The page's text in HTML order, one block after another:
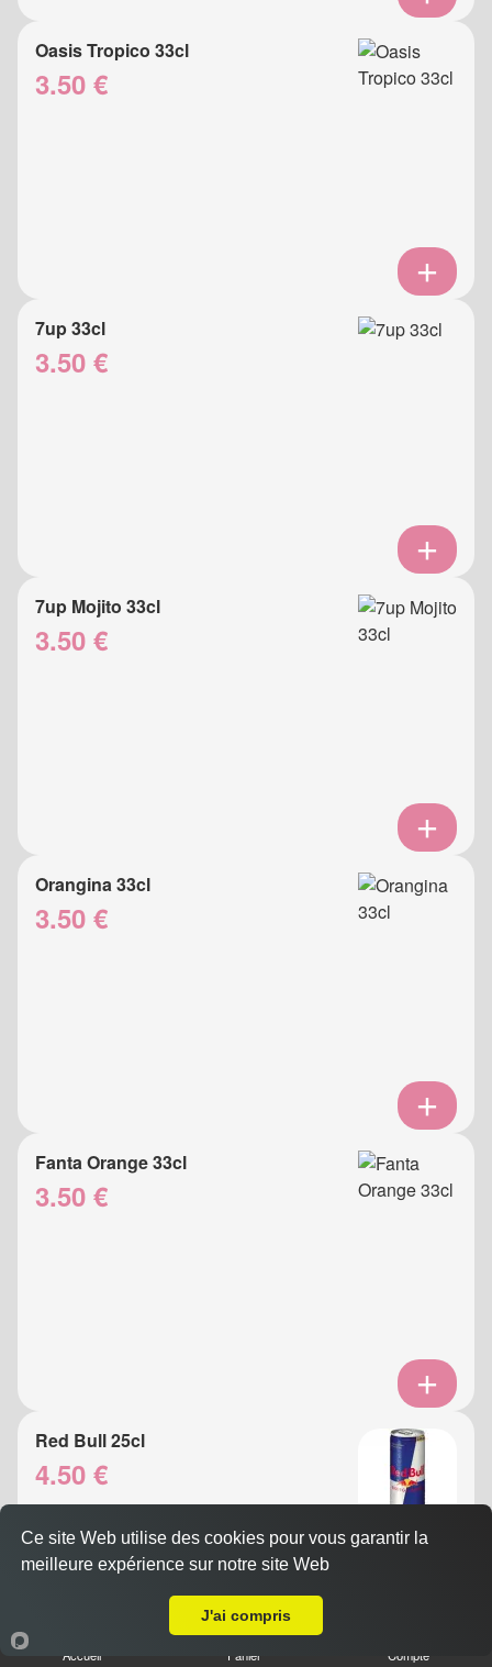
Oasis Tropico 33cl
3.50 €
7up 33cl
3.50 €
7up Mojito 33cl
3.50 €
Orangina 33cl
3.50 €
Fanta Orange 33cl
3.50 €
Red Bull 25cl
4.50 €
Accueil Panier Compte
Ce site Web utilise des cookies pour vous garantir la
meilleure expérience sur notre site Web
J'ai compris